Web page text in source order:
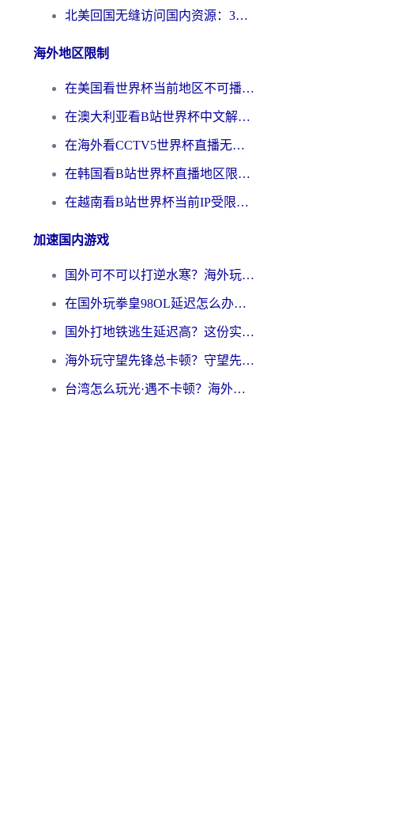
北美回国无缝访问国内资源：3年海外党亲测的加速器选择指南
海外地区限制
在美国看世界杯当前地区不可播放？海外党体育观赛终极指南来了！
在澳大利亚看B站世界杯中文解说仅限中国大陆？这篇指南帮你打破限制看遍赛事
在海外看CCTV5世界杯直播无法播放？这篇指南让你和国内球迷同步呐喊
在韩国看B站世界杯直播地区限制？这篇指南让你告别“当前地区不可播放”
在越南看B站世界杯当前IP受限制？海外党体育观赛终极指南来了
加速国内游戏
国外可不可以打逆水寒？海外玩家国服畅玩终极指南（附漫威荒野乱斗加速方案）
在国外玩拳皇98OL延迟怎么办？海外党亲测有效的低延迟指南
国外打地铁逃生延迟高？这份实测有效的低延迟指南帮你吃鸡
海外玩守望先锋总卡顿？守望先锋游戏加速器在哪里买&避坑指南（附欧洲非洲游戏实测）
台湾怎么玩光·遇不卡顿？海外党国服游戏加速终极攻略（附实测体验）